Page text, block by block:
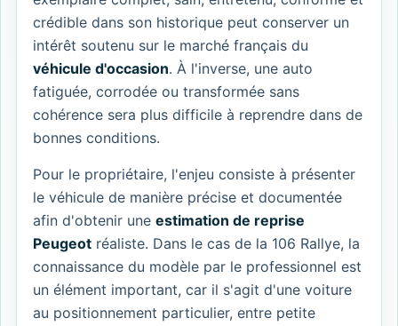
crédible dans son historique peut conserver un
intérêt soutenu sur le marché français du
véhicule d'occasion. À l'inverse, une auto
fatiguée, corrodée ou transformée sans
cohérence sera plus difficile à reprendre dans de
bonnes conditions.
Pour le propriétaire, l'enjeu consiste à présenter
le véhicule de manière précise et documentée
afin d'obtenir une estimation de reprise
Peugeot réaliste. Dans le cas de la 106 Rallye, la
connaissance du modèle par le professionnel est
un élément important, car il s'agit d'une voiture
au positionnement particulier, entre petite